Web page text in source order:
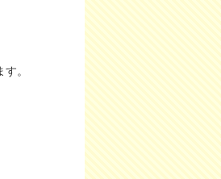
。